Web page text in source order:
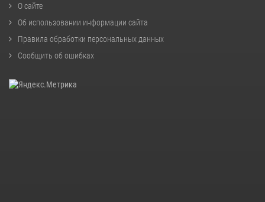
О сайте
Об использовании информации сайта
Правила обработки персональных данных
Сообщить об ошибках